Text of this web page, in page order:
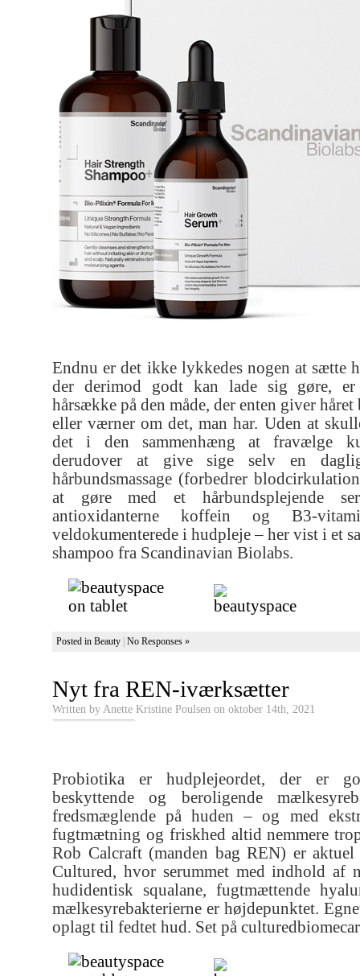
Endnu er det ikke lykkedes nogen at sætte
der derimod godt kan lade sig gøre,
hårsække på den måde, der enten giver
eller værner om det, man har. Uden at
det i den sammenhæng at fravælge
derudover at give sige selv en
hårbundsmassage (forbedrer
at gøre med et hårbundsplejende
antioxidanterne koffein og B3-
veldokumenterede i hudpleje – her vist i et
shampoo fra Scandinavian Biolabs.
Posted in Beauty No Responses »
Nyt fra REN-iværksætter
Written by Anette Kristine Poulsen on oktober 14th, 2021
Probiotika er hudplejeordet, der er
beskyttende og beroligende
fredsmæglende på huden – og med
fugtmætning og friskhed altid nemmere
Rob Calcraft (manden bag REN) er
Cultured, hvor serummet med indhold af
hudidentisk squalane, fugtmættende
mælkesyrebakterierne er højdepunktet.
oplagt til fedtet hud. Set på